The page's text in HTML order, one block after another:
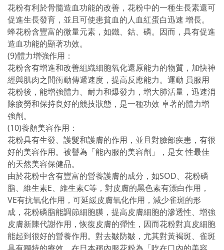
花粉有利於骨髓造血功能的改善，花粉中的一種生長素還可
促進生長發育，並且可使患貧血的人血紅蛋白迅速 增長。
蜂花粉含豐富的微量元素，如鐵、鈷、磷。因而，具有促進
造血功能的顯著功效。
(9)體力增強作用：
花粉含有增進和改善組織細胞氧化還原能力的物質，加快神
經與肌肉之間衝動傳遞速度，提高反應能力。運動 員服用
花粉後，能增強體力、耐力和爆發力，增大肺活量，迅速消
除疲勞和保持良好的競技狀態，是一種功效 卓著的體力增
強劑。
(10)養顏美容作用：
花粉具有生發、護髮和護膚的作用，並且對臉部疾患，有很
好的美容作用。被譽為「能內服的美容劑」，是女 性最佳
的天然美容保健品。
由於花粉中含有豐富的營養護膚的成分，如SOD、花粉磷
脂、維生素E、維生素C等，對皮膚的黑色素有漂白作用，
VE有抗氧化作用，可延緩皮膚氧化作用，減少雀斑的形
成，花粉磷脂能調節細胞膜，提高皮膚細胞的滲透性、增強
皮膚新陳代謝作用，恢復皮膚的彈性，因而花粉對真皮細胞
能起到很好的營養作用。對去皺防皺，尤其對黃褐斑、雀斑